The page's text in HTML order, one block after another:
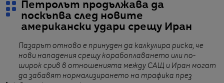
Петролът продължава да
поскъпва след новите
американски удари срещу Иран
Пазарът отново е принуден да калкулира риска, че
нови нападения срещу корабоплаването или по-
широк срив в отношенията между САЩ и Иран могат
да забавят нормализирането на трафика през